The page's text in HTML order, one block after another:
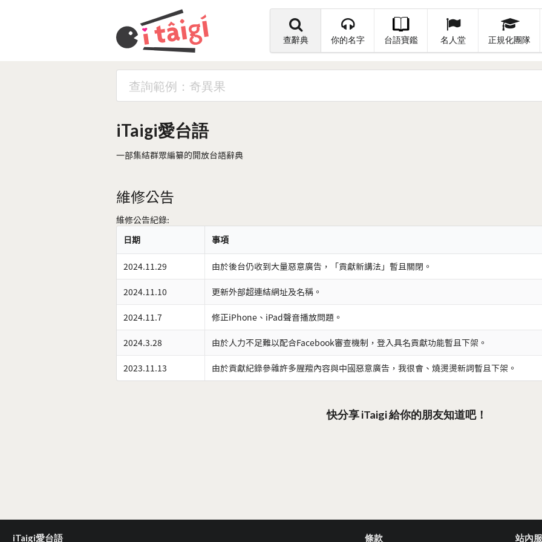
查辭典 你的名字 台語寶鑑 名人堂 正規化團隊
iTaigi愛台語
一部集結群眾編纂的開放台語辭典
維修公告
維修公告紀錄:
日期
事項
2024.11.29 由於後台仍收到大量惡意廣告，「貢獻新講法」暫且關閉。
2024.11.10 更新外部超連結網址及名稱。
2024.11.7 修正iPhone、iPad聲音播放問題。
2024.3.28 由於人力不足難以配合Facebook審查機制，登入具名貢獻功能暫且下架。
2023.11.13 由於貢獻紀錄參雜許多腥羶內容與中國惡意廣告，我很會、燒燙燙新詞暫且下架。
快分享 iTaigi 給你的朋友知道吧！
iTaigi愛台語 條款 站內